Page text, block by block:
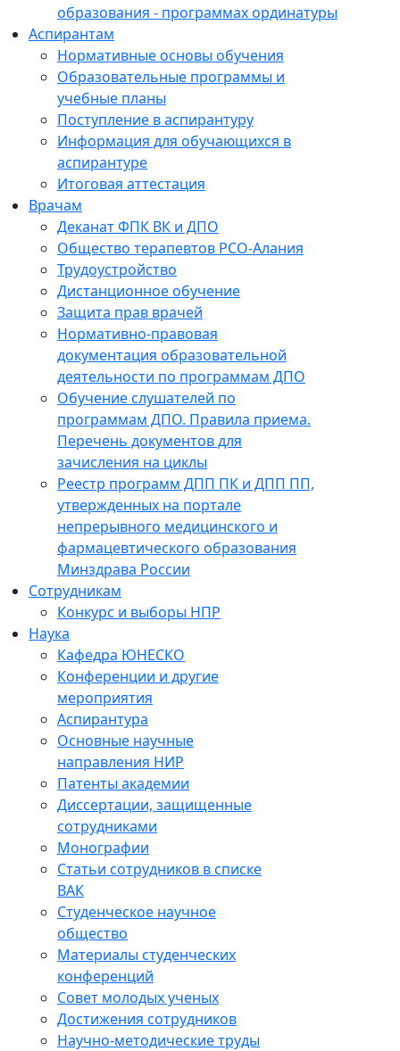
образования - программах ординатуры
Аспирантам
Нормативные основы обучения
Образовательные программы и
учебные планы
Поступление в аспирантуру
Информация для обучающихся в
аспирантуре
Итоговая аттестация
Врачам
Деканат ФПК ВК и ДПО
Общество терапевтов РСО-Алания
Трудоустройство
Дистанционное обучение
Защита прав врачей
Нормативно-правовая
документация образовательной
деятельности по программам ДПО
Обучение слушателей по
программам ДПО. Правила приема.
Перечень документов для
зачисления на циклы
Реестр программ ДПП ПК и ДПП ПП,
утвержденных на портале
непрерывного медицинского и
фармацевтического образования
Минздрава России
Сотрудникам
Конкурс и выборы НПР
Наука
Кафедра ЮНЕСКО
Конференции и другие
мероприятия
Аспирантура
Основные научные
направления НИР
Патенты академии
Диссертации, защищенные
сотрудниками
Монографии
Статьи сотрудников в списке
ВАК
Студенческое научное
общество
Материалы студенческих
конференций
Совет молодых ученых
Достижения сотрудников
Научно-методические труды